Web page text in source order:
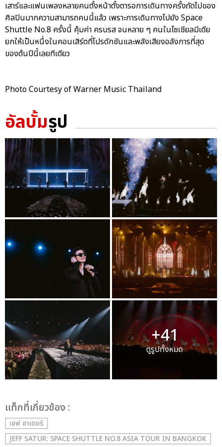
เสาร์และแฟนเพลงหลายคนตั้งหน้าตั้งตารอการเดินทางครั้งถัดไปของ
ศิลปินมากความสามารถคนนี้แล้ว เพราะการเดินทางไปยัง Space
Shuttle No.8 ครั้งนี้ คุ้มค่า ครบรส จนหลาย ๆ คนในโซเชียลมีเดีย
ยกให้เป็นหนึ่งในคอนเสิร์ตที่โปรดักชันและพลังเสียงอลังการที่สุด
ของต้นปีนี้เลยทีเดียว
Photo Courtesy of Warner Music Thailand
อัลบั้มรูป
+41
ดูรูปทั้งหมด
เเท็กที่เกี่ยวข้อง :
เจฟ ซาเตอร์
JEFF SATUR: SPACE SHUTTLE NO.8 ASIA TOUR IN BANGKOK